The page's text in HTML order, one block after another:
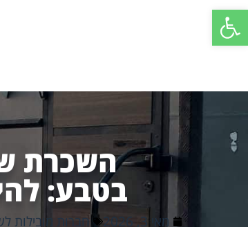
פתח סרגל נגישות
השכרת
בטבע:
מאי 3, 2026 חברות מובילות